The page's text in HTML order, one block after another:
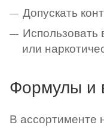
Допускать
Использовать
или
Формулы и
В ассортименте